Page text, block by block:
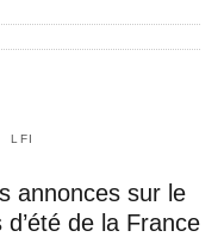
LFI
annonces sur le
de la France